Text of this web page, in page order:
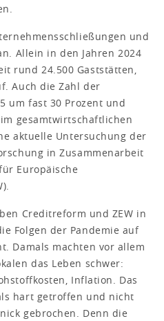
und
Allein in den Jahren 2024
rund 24.500 Gaststätten,
Auch die Zahl der
um fast 30 Prozent und
gesamtwirtschaftlichen
aktuelle Untersuchung der
in Zusammenarbeit
Europäische
Creditreform und ZEW in
Folgen der Pandemie auf
Damals machten vor allem
das Leben schwer:
Inflation. Das
hart getroffen und nicht
gebrochen. Denn die